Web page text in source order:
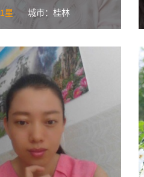
1星 城市：桂林